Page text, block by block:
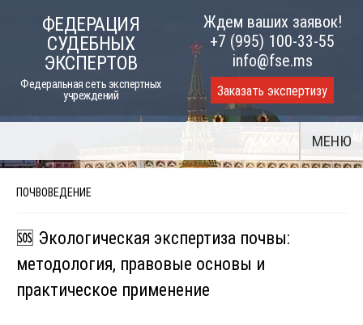
ФЕДЕРАЦИЯ
СУДЕБНЫХ
ЭКСПЕРТОВ
Федеральная сеть экспертных
учреждений
Ждем ваших заявок!
+7 (995) 100-33-55
info@fse.ms
Заказать экспертизу
МЕНЮ
ПОЧВОВЕДЕНИЕ
🆘 Экологическая экспертиза почвы:
методология, правовые основы и
практическое применение